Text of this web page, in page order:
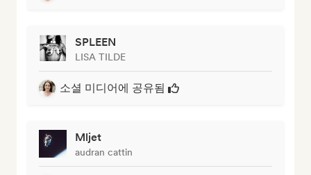
SPLEEN
LISA TILDE
소셜 미디어에 공유됨
Mljet
audran cattin